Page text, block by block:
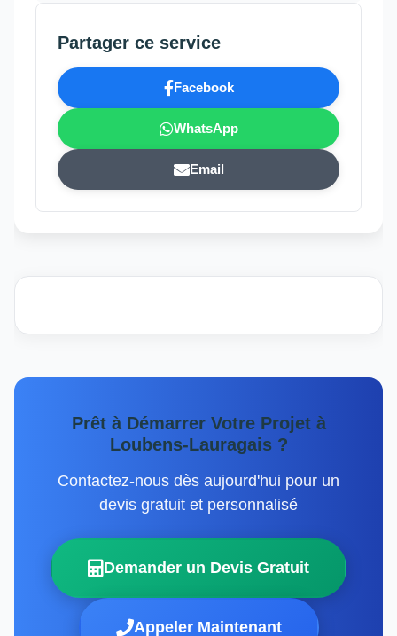
Partager ce service
Facebook
WhatsApp
Email
Prêt à Démarrer Votre Projet à
Loubens-Lauragais ?
Contactez-nous dès aujourd'hui pour un
devis gratuit et personnalisé
Demander un Devis Gratuit
Appeler Maintenant